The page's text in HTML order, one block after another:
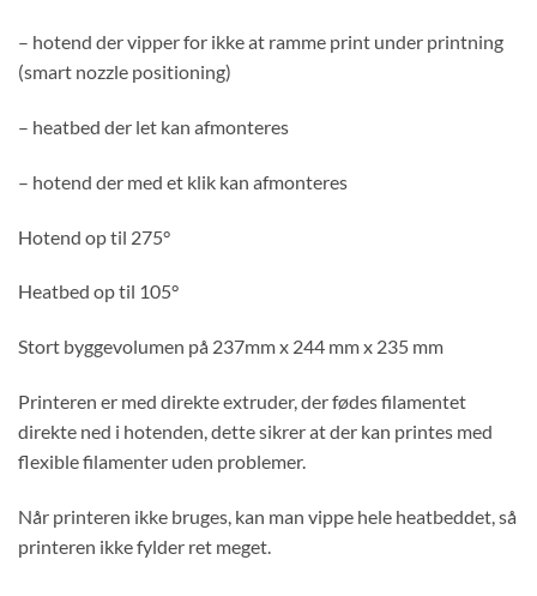
– hotend der vipper for ikke at ramme print under printning
(smart nozzle positioning)
– heatbed der let kan afmonteres
– hotend der med et klik kan afmonteres
Hotend op til 275°
Heatbed op til 105°
Stort byggevolumen på 237mm x 244 mm x 235 mm
Printeren er med direkte extruder, der fødes filamentet
direkte ned i hotenden, dette sikrer at der kan printes med
flexible filamenter uden problemer.
Når printeren ikke bruges, kan man vippe hele heatbeddet, så
printeren ikke fylder ret meget.